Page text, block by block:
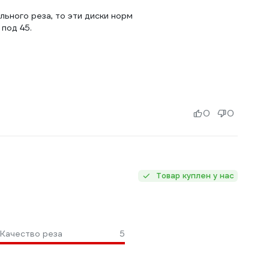
реза, то эти диски норм
45.
0 0
Товар куплен у нас
Качество реза 5